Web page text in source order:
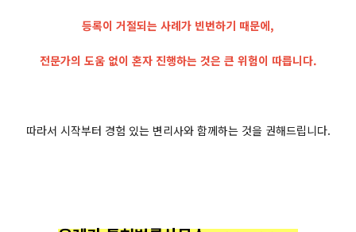
등록이 거절되는 사례가 빈번하기 때문에,
전문가의 도움 없이 혼자 진행하는 것은 큰 위험이 따릅니다.
따라서 시작부터 경험 있는 변리사와 함께하는 것을 권해드립니다.